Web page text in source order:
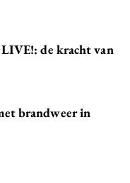
de kracht van
brandweer in